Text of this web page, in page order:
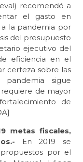
recomendó a
el gasto en
la pandemia por
del presupuesto
ejecutivo del
eficiencia en el
certeza sobre las
sigue
de mayor
de
]
metas fiscales,
En 2019 se
por el